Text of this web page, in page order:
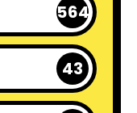
564
43